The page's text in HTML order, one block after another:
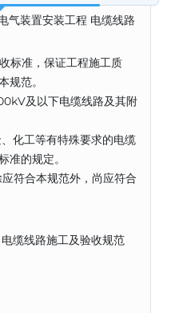
气装置安装工程 电缆线路
标准，保证工程施工质
规范。
及以下电缆线路及其附
化工等有特殊要求的电缆
准的规定。
符合本规范外，尚应符合
缆线路施工及验收规范